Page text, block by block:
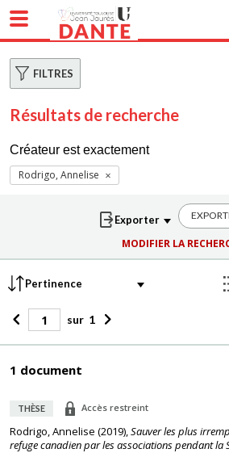
FILTRES
Résultats de recherche
Créateur est exactement
Rodrigo, Annelise
MODIFIER LA
sur 1
1 document
THÈSE Accès restreint
Rodrigo, Annelise (2019),Sauver les plus
refuge canadien par les associations pendant la